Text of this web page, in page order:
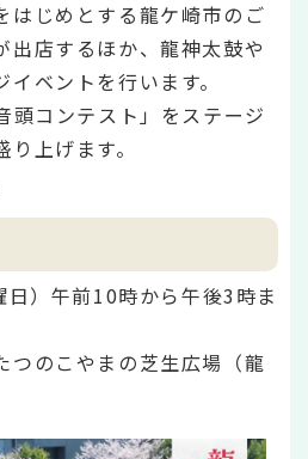
はじめとする龍ケ崎市のご
出店するほか、龍神太鼓や
ベントを行います。
頭コンテスト」をステージ
上げます。
）午前10時から午後3時ま
のこやまの芝生広場（龍